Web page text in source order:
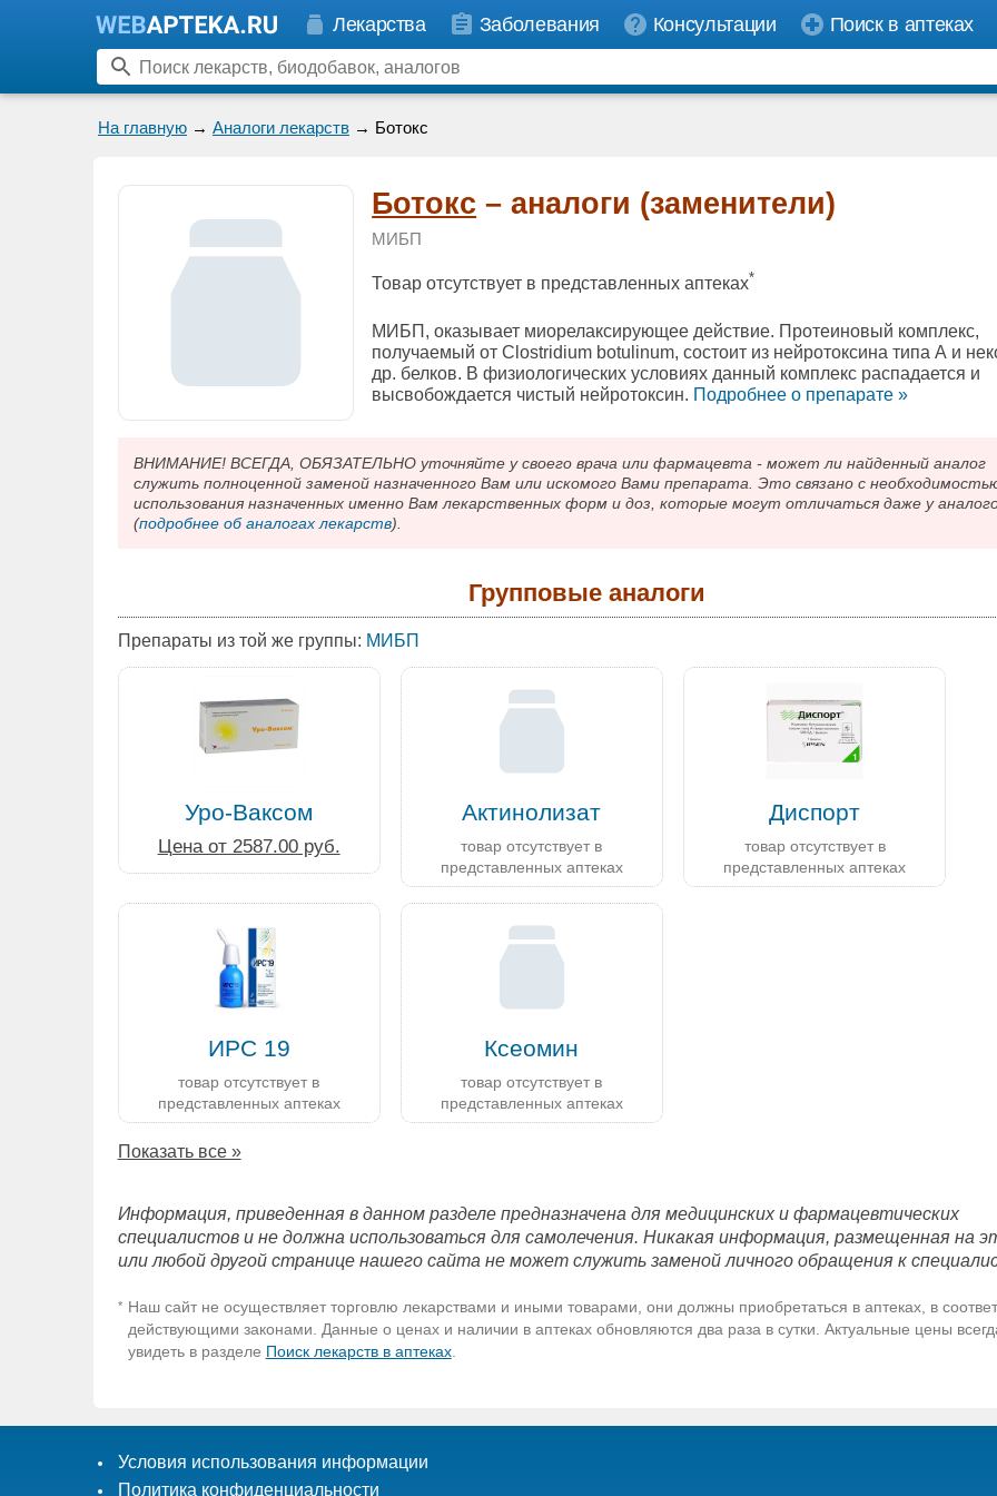
Лекарства Заболевания Консультации Поиск в аптеках
На главную → Аналоги лекарств → Ботокс
Ботокс – аналоги (заменители)
МИБП
Товар отсутствует в представленных аптеках*
МИБП, оказывает миорелаксирующее действие. Протеиновый комплекс,
получаемый от Clostridium botulinum, состоит из нейротоксина типа А и
др. белков. В физиологических условиях данный комплекс распадается и
высвобождается чистый нейротоксин. Подробнee о препарате »
ВНИМАНИЕ! ВСЕГДА, ОБЯЗАТЕЛЬНО уточняйте у своего врача или фармацевта - может ли найденный аналог
служить полноценной заменой назначенного Вам или искомого Вами препарата. Это связано с
использования назначенных именно Вам лекарственных форм и доз, которые могут отличаться даже у
(подробнее об аналогах лекарств).
Групповые аналоги
Препараты из той же группы: МИБП
Уро-Ваксом
Цена от 2587.00 руб.
Актинолизат
товар отсутствует в
представленных аптеках
Диспорт
товар отсутствует в
представленных аптеках
ИРС 19
товар отсутствует в
представленных аптеках
Ксеомин
товар отсутствует в
представленных аптеках
Показать все »
Информация, приведенная в данном разделе предназначена для медицинских и фармацевтических
специалистов и не должна использоваться для самолечения. Никакая информация, размещенная на
или любой другой странице нашего сайта не может служить заменой личного обращения к
* Наш сайт не осуществляет торговлю лекарствами и иными товарами, они должны приобретаться в аптеках, в
действующими законами. Данные о ценах и наличии в аптеках обновляются два раза в сутки. Актуальные цены
увидеть в разделе Поиск лекарств в аптеках.
Условия использования информации
Политика конфиденциальности